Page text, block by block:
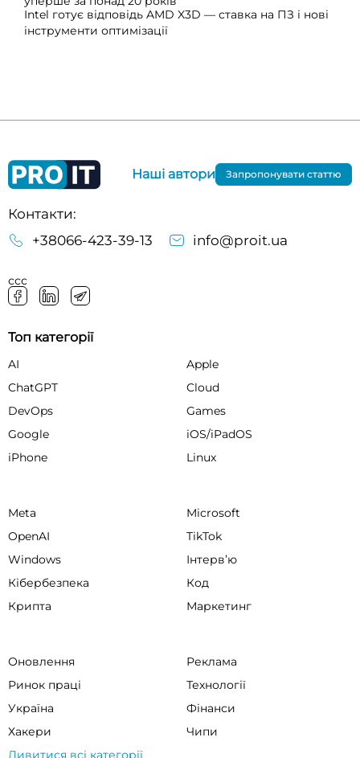
Intel готує відповідь AMD X3D — ставка на ПЗ і нові
інструменти оптимізації
Контакти:
+38066-423-39-13
info@proit.ua
ссс
Наші автори Запропонувати статтю
Топ категорії
AI
Apple
ChatGPT
Cloud
DevOps
Games
Google
iOS/iPadOS
iPhone
Linux
Meta
Microsoft
OpenAI
TikTok
Windows
Інтервʼю
Кібербезпека
Код
Крипта
Маркетинг
Оновлення
Реклама
Ринок праці
Технології
Україна
Фінанси
Хакери
Чипи
Дивитися всі категорії